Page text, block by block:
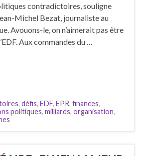
contradictoires, souligne
Michel Bezat, journaliste au
Avouons-le, on n’aimerait pas être
Aux commandes du …
, défis, EDF, EPR, finances,
politiques, milliards, organisation,